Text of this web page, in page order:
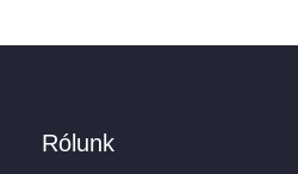
Rólunk